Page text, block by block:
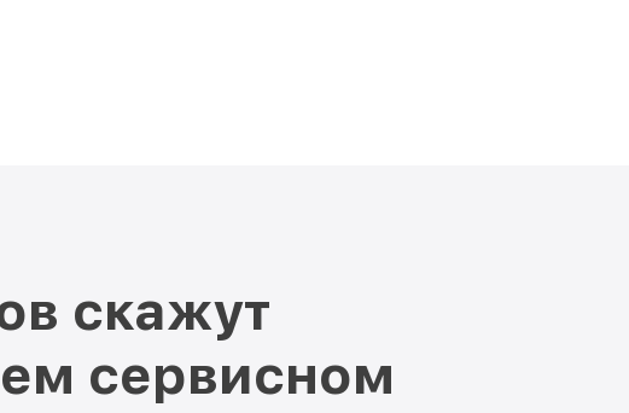
скажут
сервисном